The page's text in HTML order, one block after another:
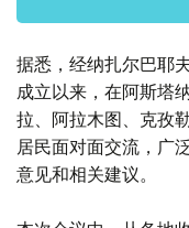
据悉，经纳扎尔巴耶
成立以来，在阿斯塔
拉、阿拉木图、克孜
居民面对面交流，广
意见和相关建议。